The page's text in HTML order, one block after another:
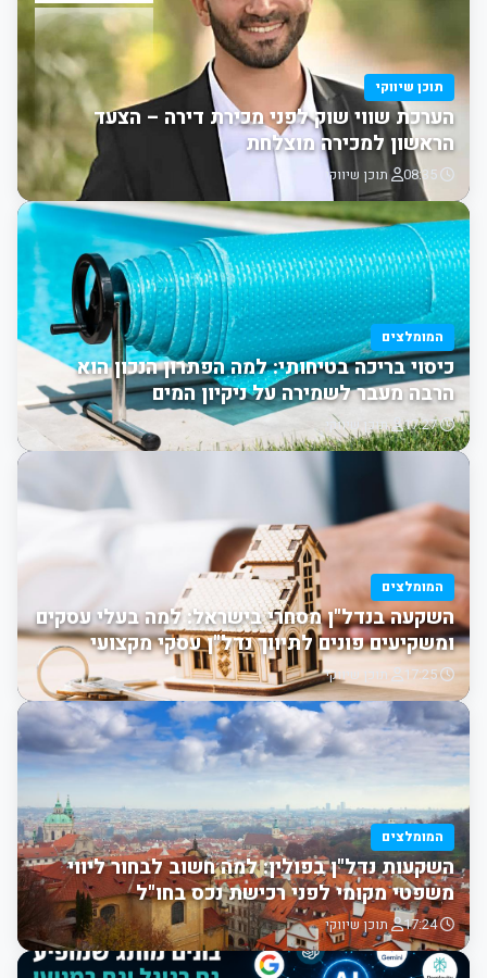
תוכן שיווקי
הערכת שווי שוק לפני מכירת דירה – הצעד
הראשון למכירה מוצלחת
תוכן שיווקי
המומלצים
כיסוי בריכה בטיחותי: למה הפתרון הנכון הוא
הרבה מעבר לשמירה על ניקיון המים
17:27 תוכן שיווקי
המומלצים
השקעה בנדל"ן מסחרי בישראל: למה בעלי עסקים
ומשקיעים פונים לתיווך נדל"ן עסקי מקצועי
17:25 תוכן שיווקי
המומלצים
השקעות נדל"ן בפולין: למה חשוב לבחור ליווי
משפטי מקומי לפני רכישת נכס בחו"ל
17:24 תוכן שיווקי